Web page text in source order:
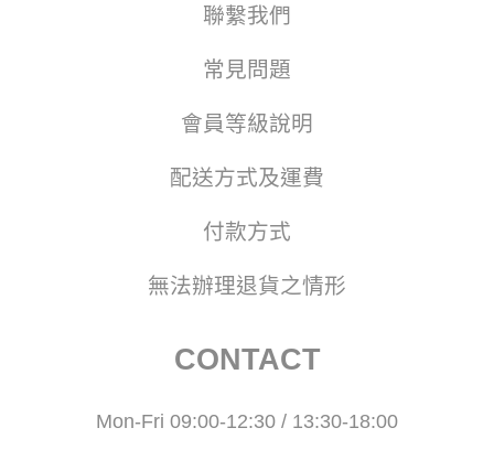
聯繫我們
常見問題
會員等級說明
配送方式及運費
付款方式
無法辦理退貨之情形
CONTACT
Mon-Fri 09:00-12:30 / 13:30-18:00